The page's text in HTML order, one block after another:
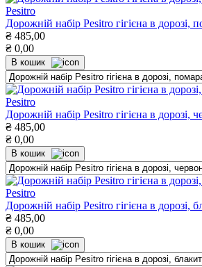
Pesitro
Дорожній набір Pesitro гігієна в дорозі,
₴ 485,00
₴ 0,00
В кошик
Pesitro
Дорожній набір Pesitro гігієна в дорозі,
₴ 485,00
₴ 0,00
В кошик
Pesitro
Дорожній набір Pesitro гігієна в дорозі,
₴ 485,00
₴ 0,00
В кошик